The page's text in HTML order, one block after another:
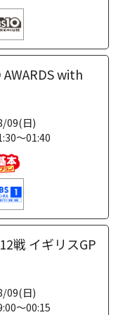
with
09(日)
～01:40
戦 イギリスGP
09(日)
～00:15